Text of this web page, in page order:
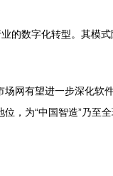
的数字化转型。其模
网有望进一步深化软
，为“中国智造”乃至全